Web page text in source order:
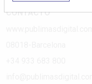
CONTACTO